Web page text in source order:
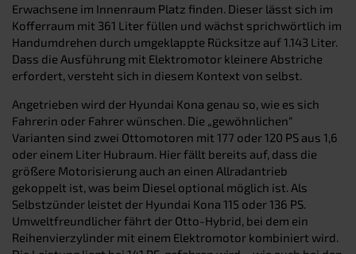
Erwachsene im Innenraum Platz finden. Dieser lässt sich im
Kofferraum mit 361 Liter füllen und wächst sprichwörtlich im
Handumdrehen durch umgeklappte Rücksitze auf 1.143 Liter.
Dass die Ausführung mit Elektromotor kleinere Abstriche
erfordert, versteht sich in diesem Kontext von selbst.
Angetrieben wird der Hyundai Kona genau so, wie es sich
Fahrerin oder Fahrer wünschen. Die „gewöhnlichen“
Varianten sind zwei Ottomotoren mit 177 oder 120 PS aus 1,6
oder einem Liter Hubraum. Hier fällt bereits auf, dass die
größere Motorisierung auch an einen Allradantrieb
gekoppelt ist, was beim Diesel optional möglich ist. Als
Selbstzünder leistet der Hyundai Kona 115 oder 136 PS.
Umweltfreundlicher fährt der Otto-Hybrid, bei dem ein
Reihenvierzylinder mit einem Elektromotor kombiniert wird.